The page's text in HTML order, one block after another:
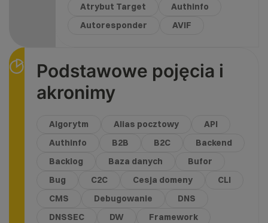
Atrybut Target
Authinfo
Autoresponder
AVIF
Podstawowe pojęcia i
akronimy
Algorytm Alias pocztowy
API
Authinfo
B2B B2C
Backend
Backlog
Baza danych
Bufor
Bug
C2C Cesja domeny
CLI
CMS
Debugowanie
DNS
DNSSEC
DW
Framework